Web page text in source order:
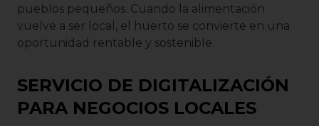
pueblos pequeños. Cuando la alimentación
vuelve a ser local, el huerto se convierte en una
oportunidad rentable y sostenible.
SERVICIO DE DIGITALIZACIÓN
PARA NEGOCIOS LOCALES